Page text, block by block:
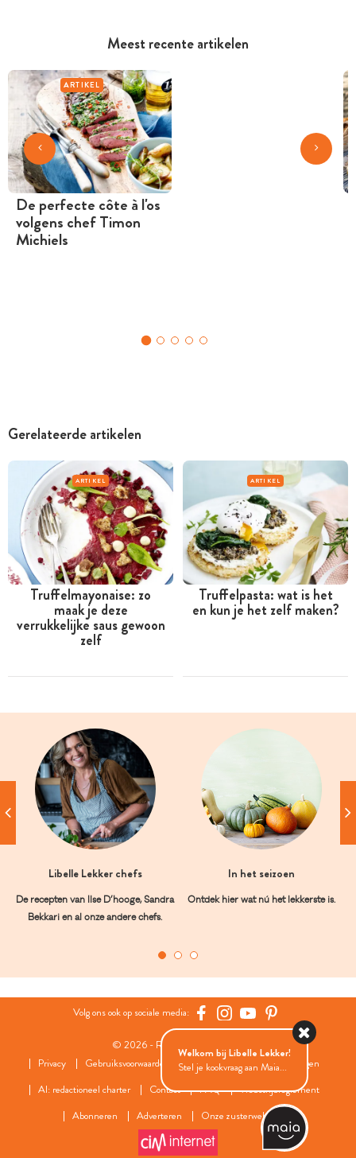
Meest recente artikelen
ARTIKEL
De perfecte côte à l'os
volgens chef Timon
Michiels
Gerelateerde artikelen
ARTIKEL
Truffelmayonaise: zo
maak je deze
verrukkelijke saus gewoon
zelf
ARTIKEL
Truffelpasta: wat is het
en kun je het zelf maken?
Libelle Lekker chefs
De recepten van Ilse D’hooge, Sandra
Bekkari en al onze andere chefs.
In het seizoen
Ontdek hier wat nú het lekkerste is.
Volg ons ook op sociale media:
© 2026 - Roularta Media Group
Privacy
Gebruiksvoorwaarden Cookies
Cookies instellingen
AI: redactioneel charter
Contact FAQ
Wedstrijdreglement
Abonneren
Adverteren Onze zusterwebsites
Welkom bij Libelle Lekker!
Stel je kookvraag aan Maia...